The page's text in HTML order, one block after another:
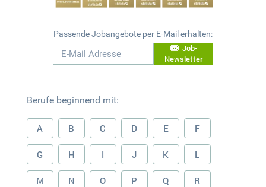
Passende Jobangebote per E-Mail erhalten:
Job-
Newsletter
Berufe beginnend mit:
A B C D E F
G H I J K L
M N O P Q R